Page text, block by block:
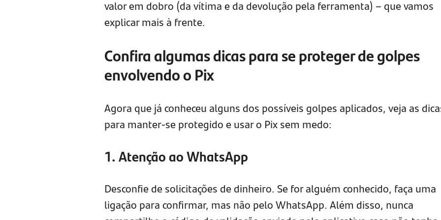
valor em dobro (da vítima e da devolução pela ferramenta) – que vamos
explicar mais à frente.
Confira algumas dicas para se proteger de golpes
envolvendo o Pix
Agora que já conheceu alguns dos possíveis golpes aplicados, veja as
para manter-se protegido e usar o Pix sem medo:
1. Atenção ao WhatsApp
Desconfie de solicitações de dinheiro. Se for alguém conhecido, faça uma
ligação para confirmar, mas não pelo WhatsApp. Além disso, nunca